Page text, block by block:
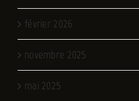
février 2026
novembre 2025
mai 2025